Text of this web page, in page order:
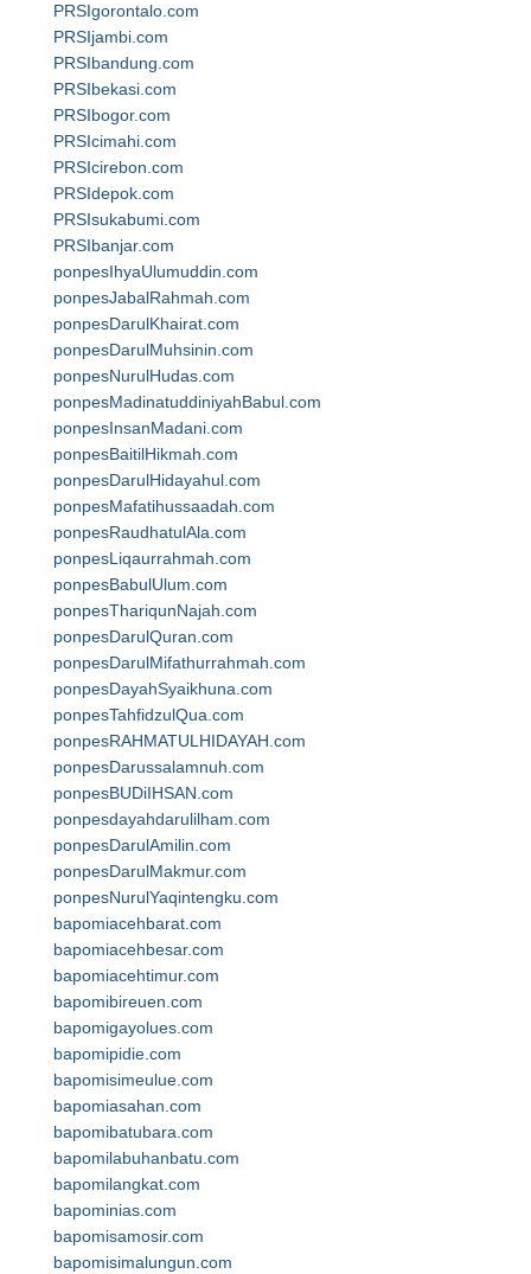
PRSIgorontalo.com
PRSIjambi.com
PRSIbandung.com
PRSIbekasi.com
PRSIbogor.com
PRSIcimahi.com
PRSIcirebon.com
PRSIdepok.com
PRSIsukabumi.com
PRSIbanjar.com
ponpesIhyaUlumuddin.com
ponpesJabalRahmah.com
ponpesDarulKhairat.com
ponpesDarulMuhsinin.com
ponpesNurulHudas.com
ponpesMadinatuddiniyahBabul.com
ponpesInsanMadani.com
ponpesBaitilHikmah.com
ponpesDarulHidayahul.com
ponpesMafatihussaadah.com
ponpesRaudhatulAla.com
ponpesLiqaurrahmah.com
ponpesBabulUlum.com
ponpesThariqunNajah.com
ponpesDarulQuran.com
ponpesDarulMifathurrahmah.com
ponpesDayahSyaikhuna.com
ponpesTahfidzulQua.com
ponpesRAHMATULHIDAYAH.com
ponpesDarussalamnuh.com
ponpesBUDiIHSAN.com
ponpesdayahdarulilham.com
ponpesDarulAmilin.com
ponpesDarulMakmur.com
ponpesNurulYaqintengku.com
bapomiacehbarat.com
bapomiacehbesar.com
bapomiacehtimur.com
bapomibireuen.com
bapomigayolues.com
bapomipidie.com
bapomisimeulue.com
bapomiasahan.com
bapomibatubara.com
bapomilabuhanbatu.com
bapomilangkat.com
bapominias.com
bapomisamosir.com
bapomisimalungun.com